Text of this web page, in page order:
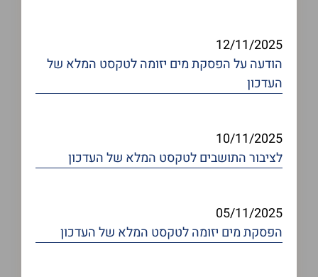
12/11/2025
הודעה על הפסקת מים יזומהלטקסט המלא של
העדכון
10/11/2025
לציבור התושביםלטקסט המלא של העדכון
05/11/2025
הפסקת מים יזומהלטקסט המלא של העדכון